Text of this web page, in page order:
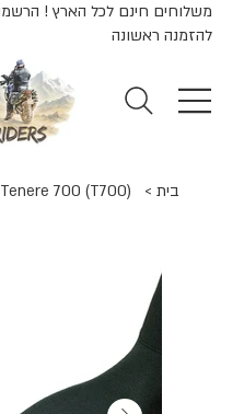
להזמנה ראשונה
בית > Tenere 700 (T700) מושב גבוה עבור שנת 2025